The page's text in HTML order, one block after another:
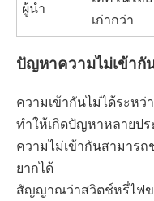
ผู้นำ
เก่ากว่า
ปัญหาความไม่เข้ากั
ความเข้ากันไม่ได้ระหว่
ทำให้เกิดปัญหาหลายป
ความไม่เข้ากันสามาร
ยากได้
สัญญาณว่าสวิตช์หรี่ไฟข